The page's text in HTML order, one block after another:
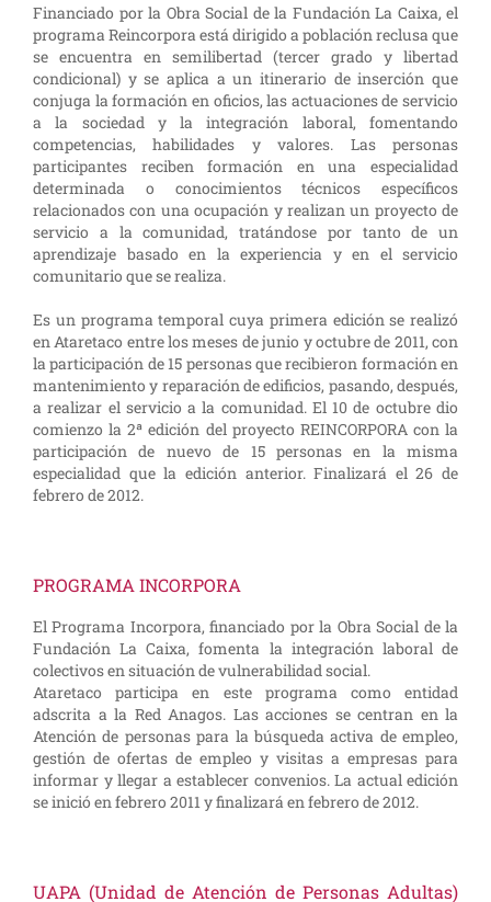
Financiado por la Obra Social de la Fundación La Caixa, el
programa Reincorpora está dirigido a población reclusa que
se encuentra en semilibertad (tercer grado y libertad
condicional) y se aplica a un itinerario de inserción que
conjuga la formación en oficios, las actuaciones de servicio
a la sociedad y la integración laboral, fomentando
competencias, habilidades y valores. Las personas
participantes reciben formación en una especialidad
determinada o conocimientos técnicos específicos
relacionados con una ocupación y realizan un proyecto de
servicio a la comunidad, tratándose por tanto de un
aprendizaje basado en la experiencia y en el servicio
comunitario que se realiza.
Es un programa temporal cuya primera edición se realizó
en Ataretaco entre los meses de junio y octubre de 2011, con
la participación de 15 personas que recibieron formación en
mantenimiento y reparación de edificios, pasando, después,
a realizar el servicio a la comunidad. El 10 de octubre dio
comienzo la 2ª edición del proyecto REINCORPORA con la
participación de nuevo de 15 personas en la misma
especialidad que la edición anterior. Finalizará el 26 de
febrero de 2012.
PROGRAMA INCORPORA
El Programa Incorpora, financiado por la Obra Social de la
Fundación La Caixa, fomenta la integración laboral de
colectivos en situación de vulnerabilidad social.
Ataretaco participa en este programa como entidad
adscrita a la Red Anagos. Las acciones se centran en la
Atención de personas para la búsqueda activa de empleo,
gestión de ofertas de empleo y visitas a empresas para
informar y llegar a establecer convenios. La actual edición
se inició en febrero 2011 y finalizará en febrero de 2012.
UAPA (Unidad de Atención de Personas Adultas)